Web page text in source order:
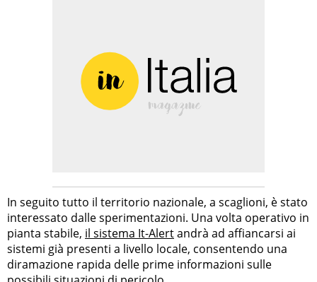
In seguito tutto il territorio nazionale, a scaglioni, è stato
interessato dalle sperimentazioni. Una volta operativo in
pianta stabile, il sistema It-Alertandrà ad affiancarsi ai
sistemi già presenti a livello locale, consentendo una
diramazione rapida delle prime informazioni sulle